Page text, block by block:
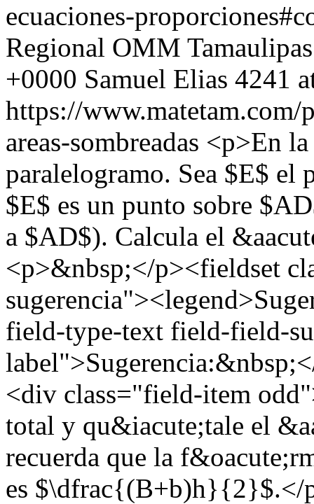
ecuaciones-
Regional OMM
+0000 Samuel Elias 4241
https://www.matetam.com/
areas-sombreadas <p>En
paralelogramo. Sea $E$ el
$E$ es un punto sobre
a $AD$). Calcula el
<p>&nbsp;</p><fieldset
field-type-text field-field-
<div class="field-item
total y qu&iacute;tale el
recuerda que la
es